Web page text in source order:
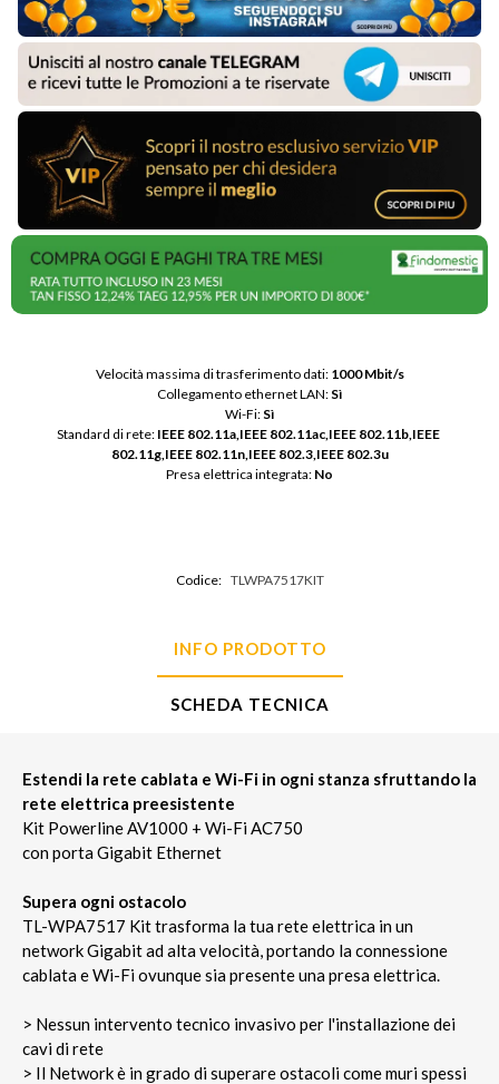
Velocità massima di trasferimento dati: 1000 Mbit/s
Collegamento ethernet LAN: Sì
Wi-Fi: Sì
Standard di rete: IEEE 802.11a,IEEE 802.11ac,IEEE 802.11b,IEEE
802.11g,IEEE 802.11n,IEEE 802.3,IEEE 802.3u
Presa elettrica integrata: No
Codice: TLWPA7517KIT
INFO PRODOTTO
SCHEDA TECNICA
Estendi la rete cablata e Wi-Fi in ogni stanza sfruttando la
rete elettrica preesistente
Kit Powerline AV1000 + Wi-Fi AC750
con porta Gigabit Ethernet
Supera ogni ostacolo
TL-WPA7517 Kit trasforma la tua rete elettrica in un
network Gigabit ad alta velocità, portando la connessione
cablata e Wi-Fi ovunque sia presente una presa elettrica.
> Nessun intervento tecnico invasivo per l'installazione dei
cavi di rete
> Il Network è in grado di superare ostacoli come muri spessi